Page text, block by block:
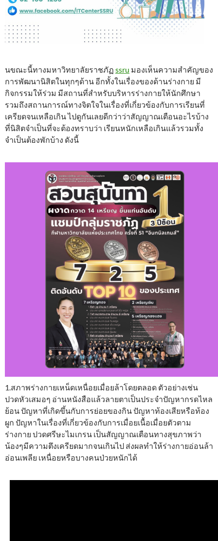
นขณะนี้ทางมหาวิทยาลัยราชภัฏ ssru มองเห็นความสำคัญของ
การพัฒนานิสิตในทุกๆด้าน อีกทั้งในเรื่องของด้านร่างกาย มี
กิจกรรมให้ร่วม มีสถานที่สำหรับบริหารร่างกายให้นักศึกษา
รวมถึงสถานการณ์ทางจิตใจในเรื่องที่เกี่ยวข้องกับการเรียนที่
เครียดจนเหลือเกิน ไปดูกันเลยดีกว่าว่าสัญญาณเตือนอะไรบ้าง
ที่นิสิตจำเป็นที่จะต้องทราบว่า เรียนหนักเหลือเกินแล้วรวมทั้ง
จำเป็นต้องพักบ้าง ดังนี้
1.สภาพร่างกายเหน็ดเหนื่อยเมื่อยล้าโดยตลอด ตัวอย่างเช่น
ปวดหัวเสมอๆ อ่านหนังสือแล้วลายตาเป็นประจำปัญหากรดไหล
ย้อน ปัญหาที่เกิดขึ้นกับการย่อยของกิน ปัญหาท้องเสียหรือท้อง
ผูก ปัญหาในเรื่องที่เกี่ยวข้องกับการเมื่อยเนื้อเมื่อยตัวตาม
ร่างกาย ปวดศรีษะไมเกรน เป็นสัญญาณเตือนทางสุขภาพว่า
น้องๆมีความตึงเครียดมากจนเกินไป ส่งผลทำให้ร่างกายอ่อนล้า
อ่อนเพลีย เหนื่อยหรือบางคนป่วยหนักได้